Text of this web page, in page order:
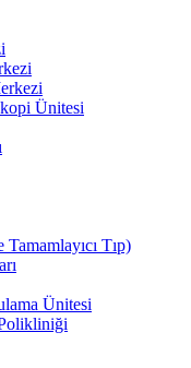
Ünitesi
Tıp)
Ünitesi